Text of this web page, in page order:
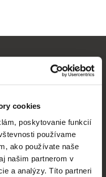
cookies
poskytovanie funkcií
používame
ako používate naše
našim partnerom v
a analýzy. Títo partneri
týždeň
siedmich významných